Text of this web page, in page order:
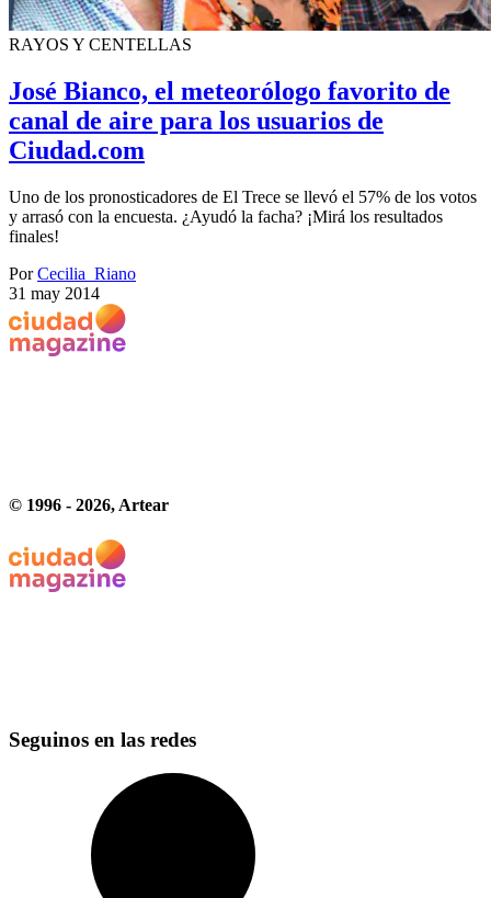
RAYOS Y CENTELLAS
José Bianco, el meteorólogo favorito de
canal de aire para los usuarios de
Ciudad.com
Uno de los pronosticadores de El Trece se llevó el 57% de los votos
y arrasó con la encuesta. ¿Ayudó la facha? ¡Mirá los resultados
finales!
PorCecilia_Riano
31 may 2014
© 1996 - 2026, Artear
Seguinos en las redes